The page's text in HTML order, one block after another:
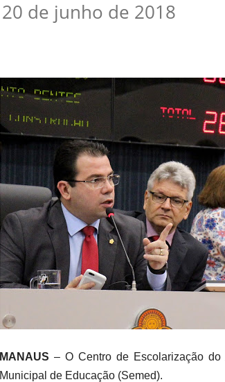
20 de junho de 2018
MANAUS – O Centro de Escolarização
Municipal de Educação (Semed).